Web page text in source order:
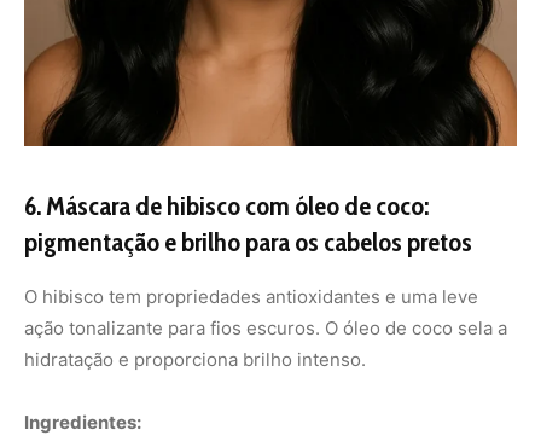
Ingredientes:
2 colheres de sopa de flores secas de hibisco
200 ml de água
1 colher de sopa de óleo de coco
Ferva as flores de hibisco na água e deixe descansar
por 15 minutos.
Coe, espere esfriar e misture com o óleo de coco.